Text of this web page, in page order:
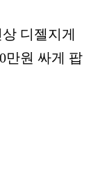
디젤지게
만원 싸게 팝